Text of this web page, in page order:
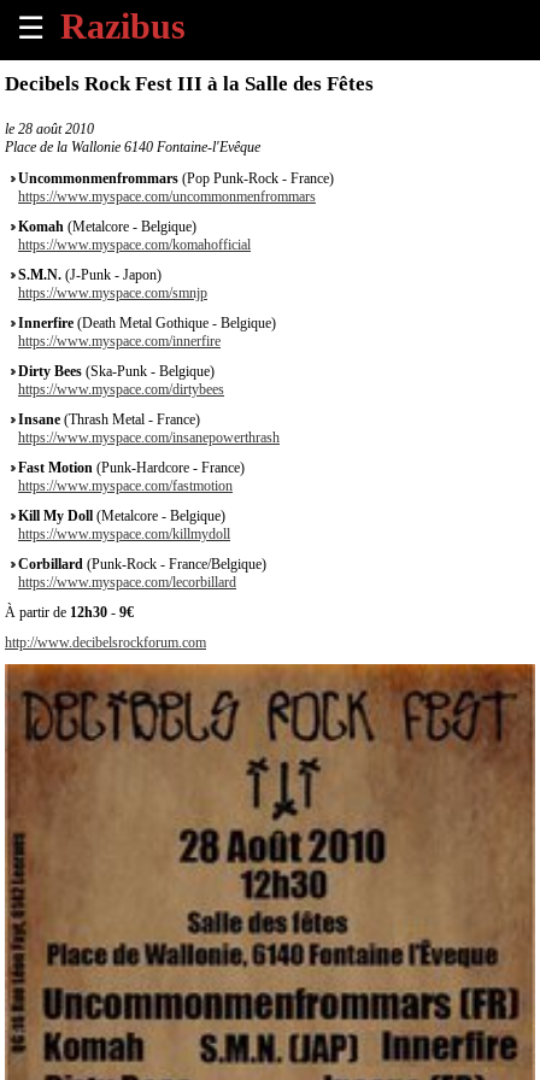
☰
×
Tous
les
évènements
à
venir
Annoncer
un
évènement
Contact
À
propos
Decibels Rock Fest III à la Salle des Fêtes
le 28 août 2010
Place de la Wallonie 6140 Fontaine-l'Evêque
Uncommonmenfrommars (Pop Punk-Rock - France)
https://www.myspace.com/uncommonmenfrommars
Komah (Metalcore - Belgique)
https://www.myspace.com/komahofficial
S.M.N. (J-Punk - Japon)
https://www.myspace.com/smnjp
Innerfire (Death Metal Gothique - Belgique)
https://www.myspace.com/innerfire
Dirty Bees (Ska-Punk - Belgique)
https://www.myspace.com/dirtybees
Insane (Thrash Metal - France)
https://www.myspace.com/insanepowerthrash
Fast Motion (Punk-Hardcore - France)
https://www.myspace.com/fastmotion
Kill My Doll (Metalcore - Belgique)
https://www.myspace.com/killmydoll
Corbillard (Punk-Rock - France/Belgique)
https://www.myspace.com/lecorbillard
À partir de 12h30 - 9€
http://www.decibelsrockforum.com